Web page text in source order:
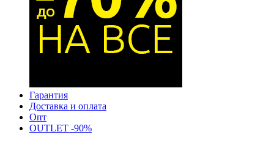
Гарантия
Доставка и оплата
Опт
OUTLET -90%